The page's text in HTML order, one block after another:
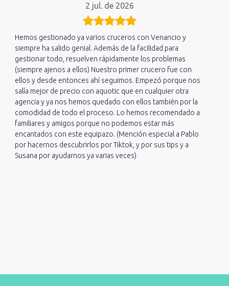
2 jul. de 2026
Hemos gestionado ya varios cruceros con Venancio y
siempre ha salido genial. Además de la facilidad para
gestionar todo, resuelven rápidamente los problemas
(siempre ajenos a ellos) Nuestro primer crucero fue con
ellos y desde entonces ahí seguimos. Empezó porque nos
salía mejor de precio con aquotic que en cualquier otra
agencia y ya nos hemos quedado con ellos también por la
comodidad de todo el proceso. Lo hemos recomendado a
familiares y amigos porque no podemos estar más
encantados con este equipazo. (Mención especial a Pablo
por hacernos descubrirlos por Tiktok, y por sus tips y a
Susana por ayudarnos ya varias veces)